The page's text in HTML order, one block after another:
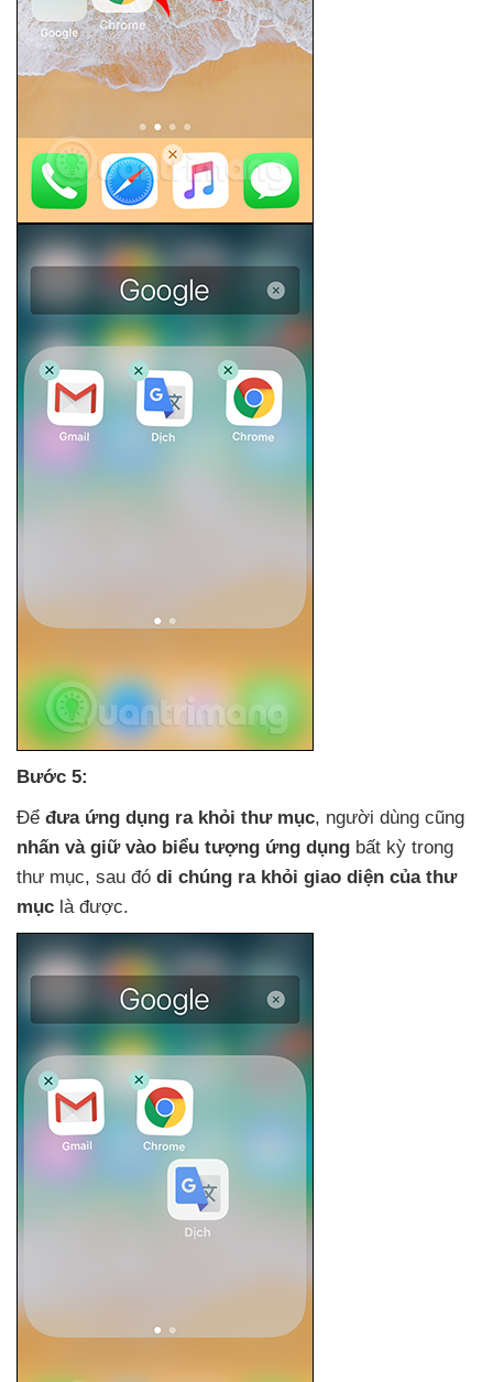
Bước 5:
Để đưa ứng dụng ra khỏi thư mục, người dùng cũng
nhấn và giữ vào biểu tượng ứng dụng bất kỳ trong
thư mục, sau đó di chúng ra khỏi giao diện của thư
mục là được.